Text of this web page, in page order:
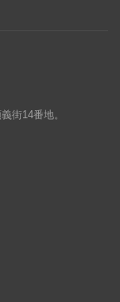
街14番地。